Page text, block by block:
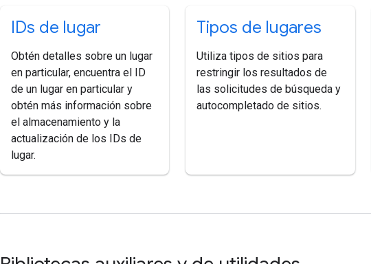
IDs de lugar
Obtén detalles sobre un lugar
en particular, encuentra el ID
de un lugar en particular y
obtén más información sobre
el almacenamiento y la
actualización de los IDs de
lugar.
Tipos de lugares
Utiliza tipos de sitios para
restringir los resultados de
las solicitudes de búsqueda y
autocompletado de sitios.